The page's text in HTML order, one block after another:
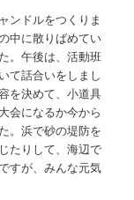
ンドルをつくりま
中に散りばめてい
。午後は、活動班
て話合いをしまし
を決めて、小道具
会になるか今から
。浜で砂の堤防を
たりして、海辺で
すが、みんな元気